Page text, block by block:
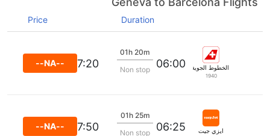
Duration
Price
الخطوط الجوية السويسرية الدولية
1940
06:00
01h 20m
Non stop
07:20
--NA--
ايزي جيت 06:25
01h 25m
Non stop
07:50
--NA--